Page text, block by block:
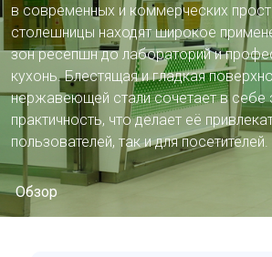
в современных и коммерческих
столешницы находят широкое
зон ресепшн до лабораторий и
кухонь. Блестящая и гладкая
нержавеющей стали сочетает в себе
практичность, что делает её
пользователей, так и для посетителей.
Обзор